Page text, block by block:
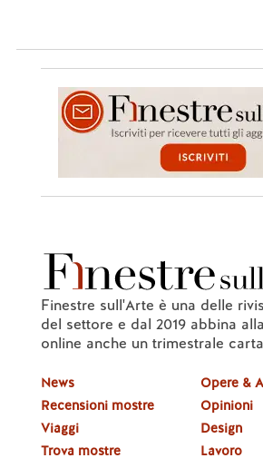
Finestre sull'Arte è una delle
del settore e dal 2019 abbina
online anche un trimestrale
News
Recensioni mostre
Viaggi
Trova mostre
Opere &
Opinioni
Design
Lavoro